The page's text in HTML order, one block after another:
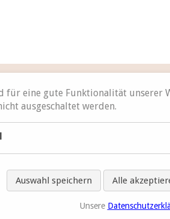
für eine gute Funktionalität unserer
ausgeschaltet werden.
Auswahl speichern Alle
Unsere